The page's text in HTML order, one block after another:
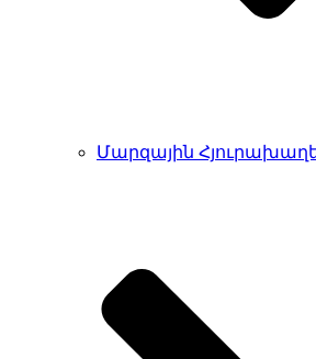
Մարզային